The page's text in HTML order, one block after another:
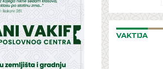
VAKTIJA